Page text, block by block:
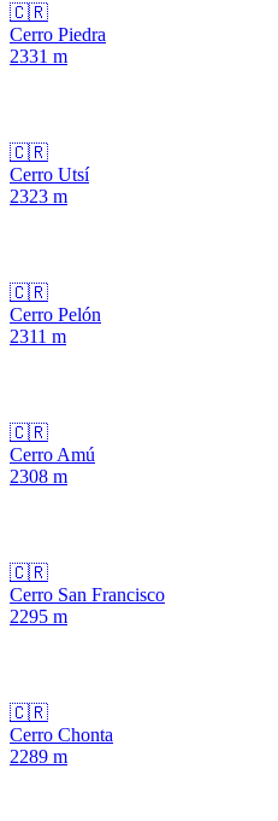
🇨🇷
Cerro Piedra
2331 m
🇨🇷
Cerro Utsí
2323 m
🇨🇷
Cerro Pelón
2311 m
🇨🇷
Cerro Amú
2308 m
🇨🇷
Cerro San Francisco
2295 m
🇨🇷
Cerro Chonta
2289 m